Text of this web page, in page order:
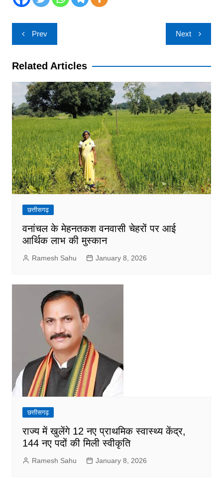
Post
navigation
Prev Next
Related Articles
छत्तीसगढ़
वनांचल के मेहनतकश वनवासी चेहरों पर आई
आर्थिक लाभ की मुस्कान
Ramesh Sahu January 8, 2026
छत्तीसगढ़
राज्य में खुलेंगे 12 नए प्राथमिक स्वास्थ्य केंद्र,
144 नए पदों की मिली स्वीकृति
Ramesh Sahu January 8, 2026